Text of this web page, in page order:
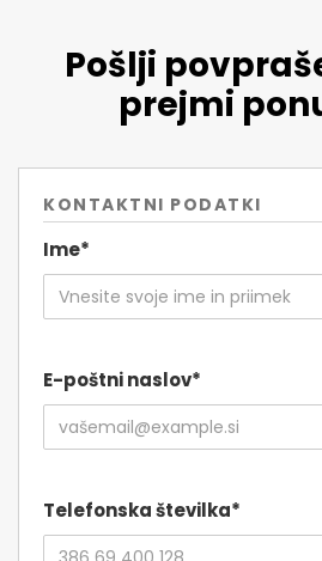
Pošlji
prejmi
KONTAKTNI PODATKI
Ime*
E-poštni naslov*
Telefonska številka*